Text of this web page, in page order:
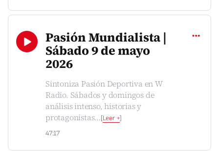
Pasión Mundialista |
Sábado 9 de mayo
2026
Sintoniza Pasión Deportiva en W
Radio. Sábados y domingos de
análisis intenso, historias y
protagonistas...[Leer +]
47:17